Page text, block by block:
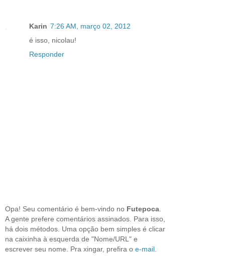
Karin 7:26 AM, março 02, 2012
é isso, nicolau!
Responder
Opa! Seu comentário é bem-vindo no Futepoca
A gente prefere comentários assinados. Para isso,
há dois métodos. Uma opção bem simples é clicar
na caixinha à esquerda de "Nome/URL" e
escrever seu nome. Pra xingar, prefira o e-mail